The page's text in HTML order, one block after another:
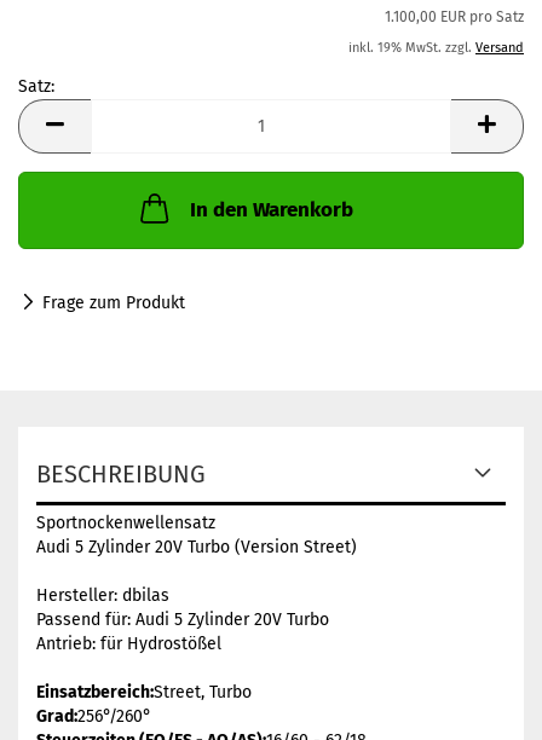
1.100,00 EUR pro Satz
inkl. 19% MwSt. zzgl. Versand
Satz:
Satz
In den Warenkorb
Frage zum Produkt
BESCHREIBUNG
Sportnockenwellensatz
Audi 5 Zylinder 20V Turbo (Version Street)
Hersteller: dbilas
Passend für: Audi 5 Zylinder 20V Turbo
Antrieb: für Hydrostößel
Einsatzbereich:Street, Turbo
Grad:256°/260°